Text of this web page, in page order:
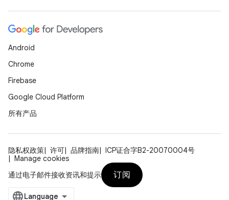
Android
Chrome
Firebase
Google Cloud Platform
所有产品
隐私权政策 许可 品牌指南
ICP证合字B2-20070004号
Manage cookies
通过电子邮件接收资讯和提示
订阅